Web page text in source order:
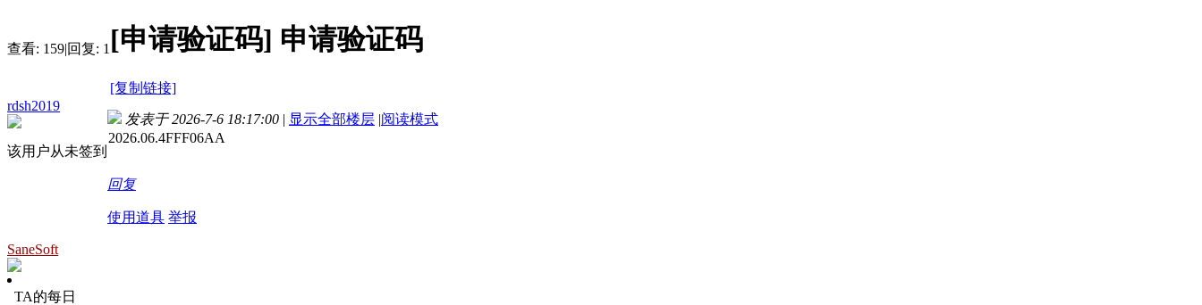
查看: 159|回复: 1 [申请验证码] 申请验证码
[复制链接]
rdsh2019
该用户从未签到
发表于 2026-7-6 18:17:00 | 显示全部楼层 |阅读模式
2026.06.4FFF06AA
回复
使用道具 举报
SaneSoft
TA的每日